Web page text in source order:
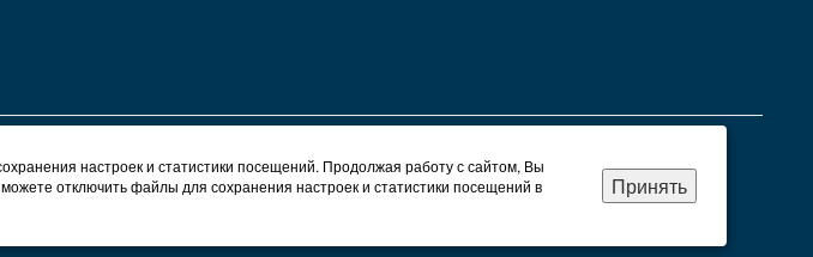
сайта
настроек и статистики посещений. Продолжая работу с сайтом, Вы
можете отключить файлы для сохранения настроек и статистики посещений в
Принять